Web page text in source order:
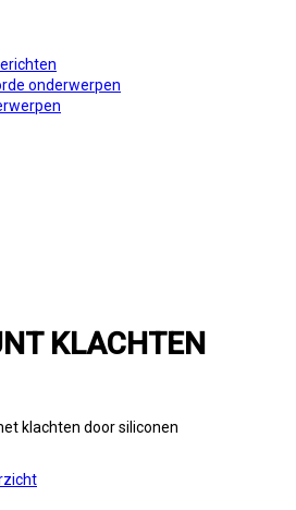
onderwerpen
KLACHTEN
klachten door siliconen